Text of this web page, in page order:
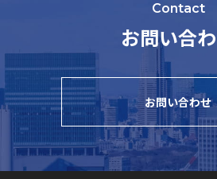
Contact
お問い合
お問い合わせ